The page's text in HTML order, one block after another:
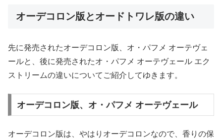
オーデコロン版とオードトワレ版の違い
先に発売されたオーデコロン版、オ・パフメ オーテヴェ
ールと、後に発売されたオ・パフメ オーテヴェール エク
ストリームの違いについてご紹介してゆきます。
オーデコロン版、オ・パフメ オーテヴェール
オーデコロン版は、やはりオーデコロンなので、香りの保